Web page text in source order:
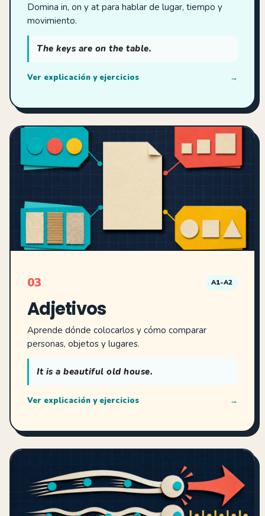
Domina in, on y at para hablar de lugar, tiempo y
movimiento.
The keys are on the table.
Ver explicación y ejercicios →
03 A1-A2
Adjetivos
Aprende dónde colocarlos y cómo comparar
personas, objetos y lugares.
It is a beautiful old house.
Ver explicación y ejercicios →